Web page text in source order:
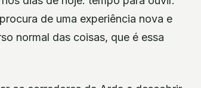
de uma experiência nova e
normal das coisas, que é essa